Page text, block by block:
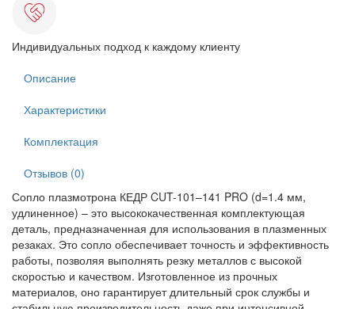
Индивидуальных подход к каждому клиенту
Описание
Характеристики
Комплектация
Отзывов (0)
Сопло плазмотрона КЕДР CUT-101–141 PRO (d=1.4 мм,
удлиненное) – это высококачественная комплектующая
деталь, предназначенная для использования в плазменных
резаках. Это сопло обеспечивает точность и эффективность
работы, позволяя выполнять резку металлов с высокой
скоростью и качеством. Изготовленное из прочных
материалов, оно гарантирует длительный срок службы и